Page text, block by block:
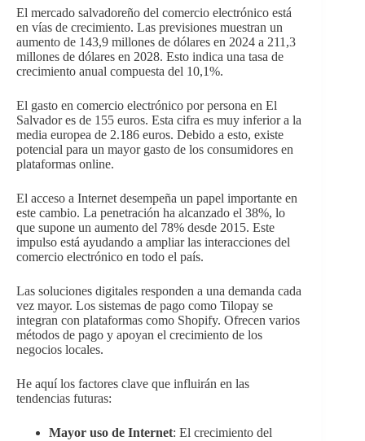
El mercado salvadoreño del comercio electrónico está
en vías de crecimiento. Las previsiones muestran un
aumento de 143,9 millones de dólares en 2024 a 211,3
millones de dólares en 2028. Esto indica una tasa de
crecimiento anual compuesta del 10,1%.
El gasto en comercio electrónico por persona en El
Salvador es de 155 euros. Esta cifra es muy inferior a la
media europea de 2.186 euros. Debido a esto, existe
potencial para un mayor gasto de los consumidores en
plataformas online.
El acceso a Internet desempeña un papel importante en
este cambio. La penetración ha alcanzado el 38%, lo
que supone un aumento del 78% desde 2015. Este
impulso está ayudando a ampliar las interacciones del
comercio electrónico en todo el país.
Las soluciones digitales responden a una demanda cada
vez mayor. Los sistemas de pago como Tilopay se
integran con plataformas como Shopify. Ofrecen varios
métodos de pago y apoyan el crecimiento de los
negocios locales.
He aquí los factores clave que influirán en las
tendencias futuras:
Mayor uso de Internet: El crecimiento del